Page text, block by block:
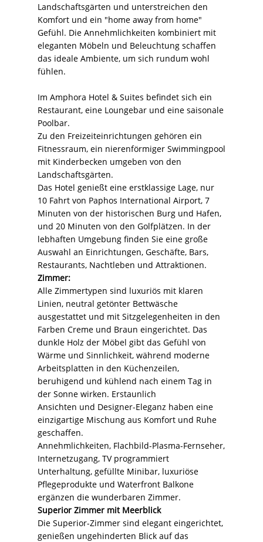
Landschaftsgärten und unterstreichen den
Komfort und ein "home away from home"
Gefühl. Die Annehmlichkeiten kombiniert mit
eleganten Möbeln und Beleuchtung schaffen
das ideale Ambiente, um sich rundum wohl
fühlen.
Im Amphora Hotel & Suites befindet sich ein
Restaurant, eine Loungebar und eine saisonale
Poolbar.
Zu den Freizeiteinrichtungen gehören ein
Fitnessraum, ein nierenförmiger Swimmingpool
mit Kinderbecken umgeben von den
Landschaftsgärten.
Das Hotel genießt eine erstklassige Lage, nur
10 Fahrt von Paphos International Airport, 7
Minuten von der historischen Burg und Hafen,
und 20 Minuten von den Golfplätzen. In der
lebhaften Umgebung finden Sie eine große
Auswahl an Einrichtungen, Geschäfte, Bars,
Restaurants, Nachtleben und Attraktionen.
Zimmer:
Alle Zimmertypen sind luxuriös mit klaren
Linien, neutral getönter Bettwäsche
ausgestattet und mit Sitzgelegenheiten in den
Farben Creme und Braun eingerichtet. Das
dunkle Holz der Möbel gibt das Gefühl von
Wärme und Sinnlichkeit, während moderne
Arbeitsplatten in den Küchenzeilen,
beruhigend und kühlend nach einem Tag in
der Sonne wirken. Erstaunlich
Ansichten und Designer-Eleganz haben eine
einzigartige Mischung aus Komfort und Ruhe
geschaffen.
Annehmlichkeiten, Flachbild-Plasma-Fernseher,
Internetzugang, TV programmiert
Unterhaltung, gefüllte Minibar, luxuriöse
Pflegeprodukte und Waterfront Balkone
ergänzen die wunderbaren Zimmer.
Superior Zimmer mit Meerblick
Die Superior-Zimmer sind elegant eingerichtet,
genießen ungehinderten Blick auf das